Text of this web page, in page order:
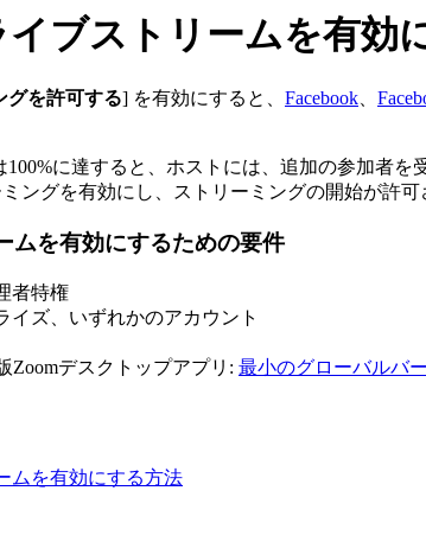
ブストリームを有効
グを許可する] を有効にすると、 Facebook、
100%に達すると、ホストには、追加の参加者
ングを有効にし、ストリーミングの開始が許可
ムを有効にするための要件
者特権
イズ、いずれかのアカウント
Zoomデスクトップアプリ: 最小のグローバルバ
ムを有効にする方法